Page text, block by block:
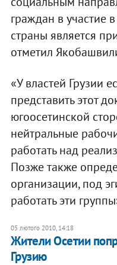
граждан в участие
страны является
отметил
«У властей Грузии
представить этот
югоосетинской
нейтральные
работать над
Позже также
организации, под
работать эти
05 лютого 2010, 14:18
Жители Осетии
Грузию